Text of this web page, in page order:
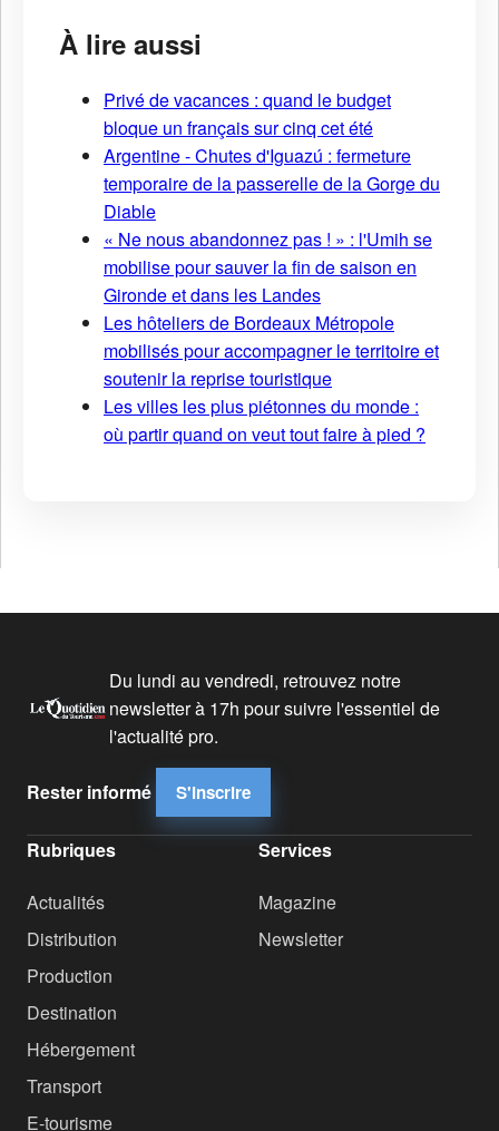
À lire aussi
Privé de vacances : quand le budget
bloque un français sur cinq cet été
Argentine - Chutes d'Iguazú : fermeture
temporaire de la passerelle de la Gorge du
Diable
« Ne nous abandonnez pas ! » : l'Umih se
mobilise pour sauver la fin de saison en
Gironde et dans les Landes
Les hôteliers de Bordeaux Métropole
mobilisés pour accompagner le territoire et
soutenir la reprise touristique
Les villes les plus piétonnes du monde :
où partir quand on veut tout faire à pied ?
Du lundi au vendredi, retrouvez notre
newsletter à 17h pour suivre l'essentiel de
l'actualité pro.
Rester informé S'inscrire
Rubriques
Actualités
Distribution
Production
Destination
Hébergement
Transport
E-tourisme
Services
Magazine
Newsletter